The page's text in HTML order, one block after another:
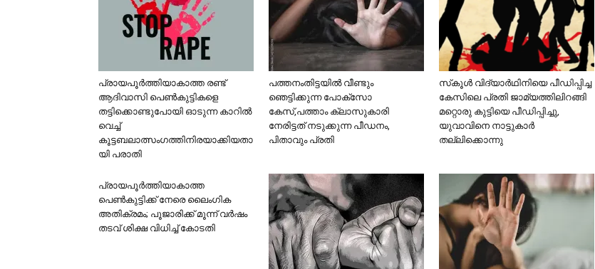
പ്രായപൂര്‍ത്തിയാകാത്ത രണ്ട്
ആദിവാസി പെണ്‍കുട്ടികളെ
തട്ടിക്കൊണ്ടുപോയി ഓടുന്ന കാറില്‍
വെച്ച്
കൂട്ടബലാത്സംഗത്തിനിരയാക്കിയതാ
യി പരാതി
പത്തനംതിട്ടയിൽ വീണ്ടും
ഞെട്ടിക്കുന്ന പോക്സോ
കേസ്,പത്താം ക്ലാസുകാരി
നേരിട്ടത് നടുക്കുന്ന പീഡനം,
പിതാവും പ്രതി
സ്‌കൂള്‍ വിദ്യാര്‍ഥിനിയെ പീഡിപ്പിച്ച
കേസിലെ പ്രതി ജാമ്യത്തിലിറങ്ങി
മറ്റൊരു കുട്ടിയെ പീഡിപ്പിച്ചു,
യുവാവിനെ നാട്ടുകാര്‍
തല്ലിക്കൊന്നു
പ്രായപൂർത്തിയാകാത്ത
പെൺകുട്ടിക്ക് നേരെ ലൈംഗിക
അതിക്രമം; പൂജാരിക്ക് മൂന്ന് വർഷം
തടവ് ശിക്ഷ വിധിച്ച് കോടതി